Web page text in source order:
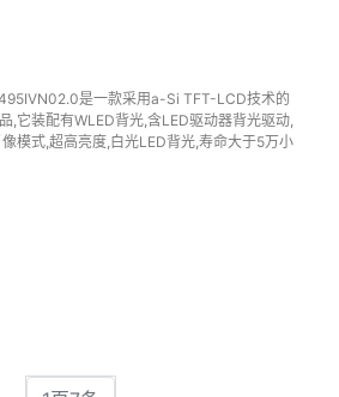
是一款采用a-Si TFT-LCD技术的
,它装配有WLED背光,含LED驱动器背光驱动,
模式,超高亮度,白光LED背光,寿命大于5万小